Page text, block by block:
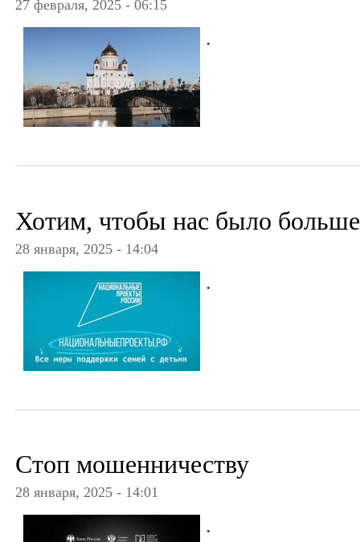
27 февраля, 2025 - 06:15
.
Хотим, чтобы нас было больше
28 января, 2025 - 14:04
.
Стоп мошенничеству
28 января, 2025 - 14:01
.